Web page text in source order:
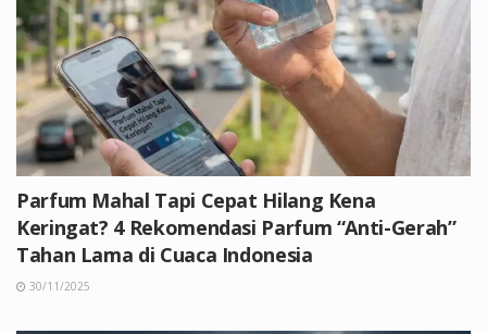
Parfum Mahal Tapi Cepat Hilang Kena
Keringat? 4 Rekomendasi Parfum “Anti-Gerah”
Tahan Lama di Cuaca Indonesia
30/11/2025